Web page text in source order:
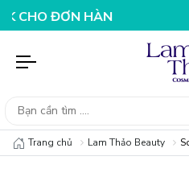
HÀNG 199KNHẬP MÃ
Trang chủ Lam Thảo Beauty